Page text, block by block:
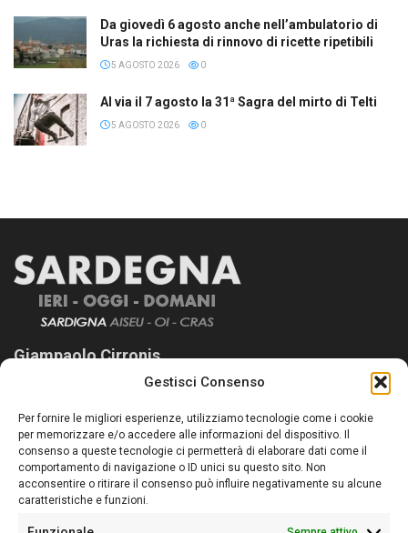
Gestisci Consenso
Per fornire le migliori esperienze, utilizziamo tecnologie come i cookie
per memorizzare e/o accedere alle informazioni del dispositivo. Il
consenso a queste tecnologie ci permetterà di elaborare dati come il
comportamento di navigazione o ID unici su questo sito. Non
acconsentire o ritirare il consenso può influire negativamente su alcune
caratteristiche e funzioni.
Da giovedì 6 agosto anche nell’ambulatorio di
Uras la richiesta di rinnovo di ricette ripetibili
5 AGOSTO 2026 0
Al via il 7 agosto la 31ª Sagra del mirto di Telti
5 AGOSTO 2026 0
Giampaolo Cirronis
Sardegna Ieri-Oggi-Domani nasce per informare “liberamente” i
lettori su quanto accade in Sardegna, con un occhio rivolto al
nostro passato e, soprattutto, al nostro futuro
Follow Us